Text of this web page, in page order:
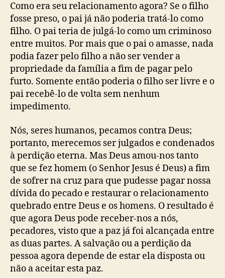
Como era seu relacionamento agora? Se o filho
fosse preso, o pai já não poderia tratá-lo como
filho. O pai teria de julgá-lo como um criminoso
entre muitos. Por mais que o pai o amasse, nada
podia fazer pelo filho a não ser vender a
propriedade da família a fim de pagar pelo
furto. Somente então poderia o filho ser livre e o
pai recebê-lo de volta sem nenhum
impedimento.
Nós, seres humanos, pecamos contra Deus;
portanto, merecemos ser julgados e condenados
à perdição eterna. Mas Deus amou-nos tanto
que se fez homem (o Senhor Jesus é Deus) a fim
de sofrer na cruz para que pudesse pagar nossa
dívida do pecado e restaurar o relacionamento
quebrado entre Deus e os homens. O resultado é
que agora Deus pode receber-nos a nós,
pecadores, visto que a paz já foi alcançada entre
as duas partes. A salvação ou a perdição da
pessoa agora depende de estar ela disposta ou
não a aceitar esta paz.